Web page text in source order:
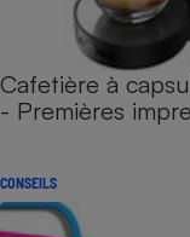
Cafetière à
- Premières
CONSEILS